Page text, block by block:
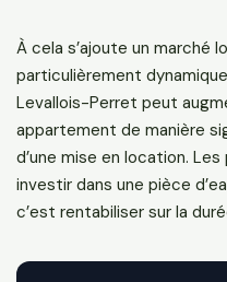
À cela s’ajoute un marché
particulièrement
Levallois-Perret peut
appartement de manière
d’une mise en location.
investir dans une pièce
c’est rentabiliser sur la